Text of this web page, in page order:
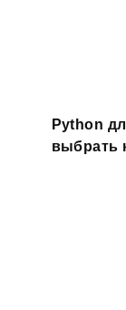
Python
выбрать